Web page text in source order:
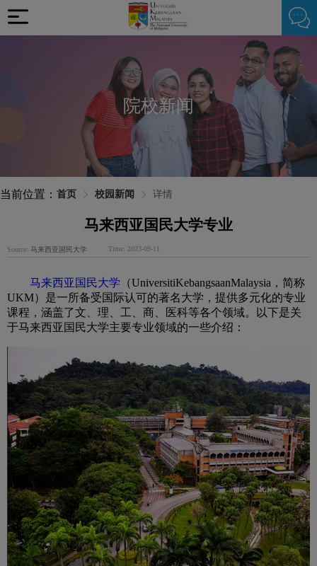
院校新闻
当前位置： 首页 校园新闻 详情
马来西亚国民大学专业
Source: 马来西亚国民大学 Time: 2023-09-11
马来西亚国民大学 （UniversitiKebangsaanMalaysia，简称
UKM）是一所备受国际认可的著名大学，提供多元化的专业
课程，涵盖了文、理、工、商、医科等各个领域。以下是关
于马来西亚国民大学主要专业领域的一些介绍：